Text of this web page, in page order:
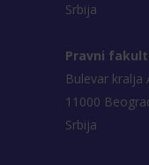
Srbija
Pravni
Bulevar kralja
11000
Srbija